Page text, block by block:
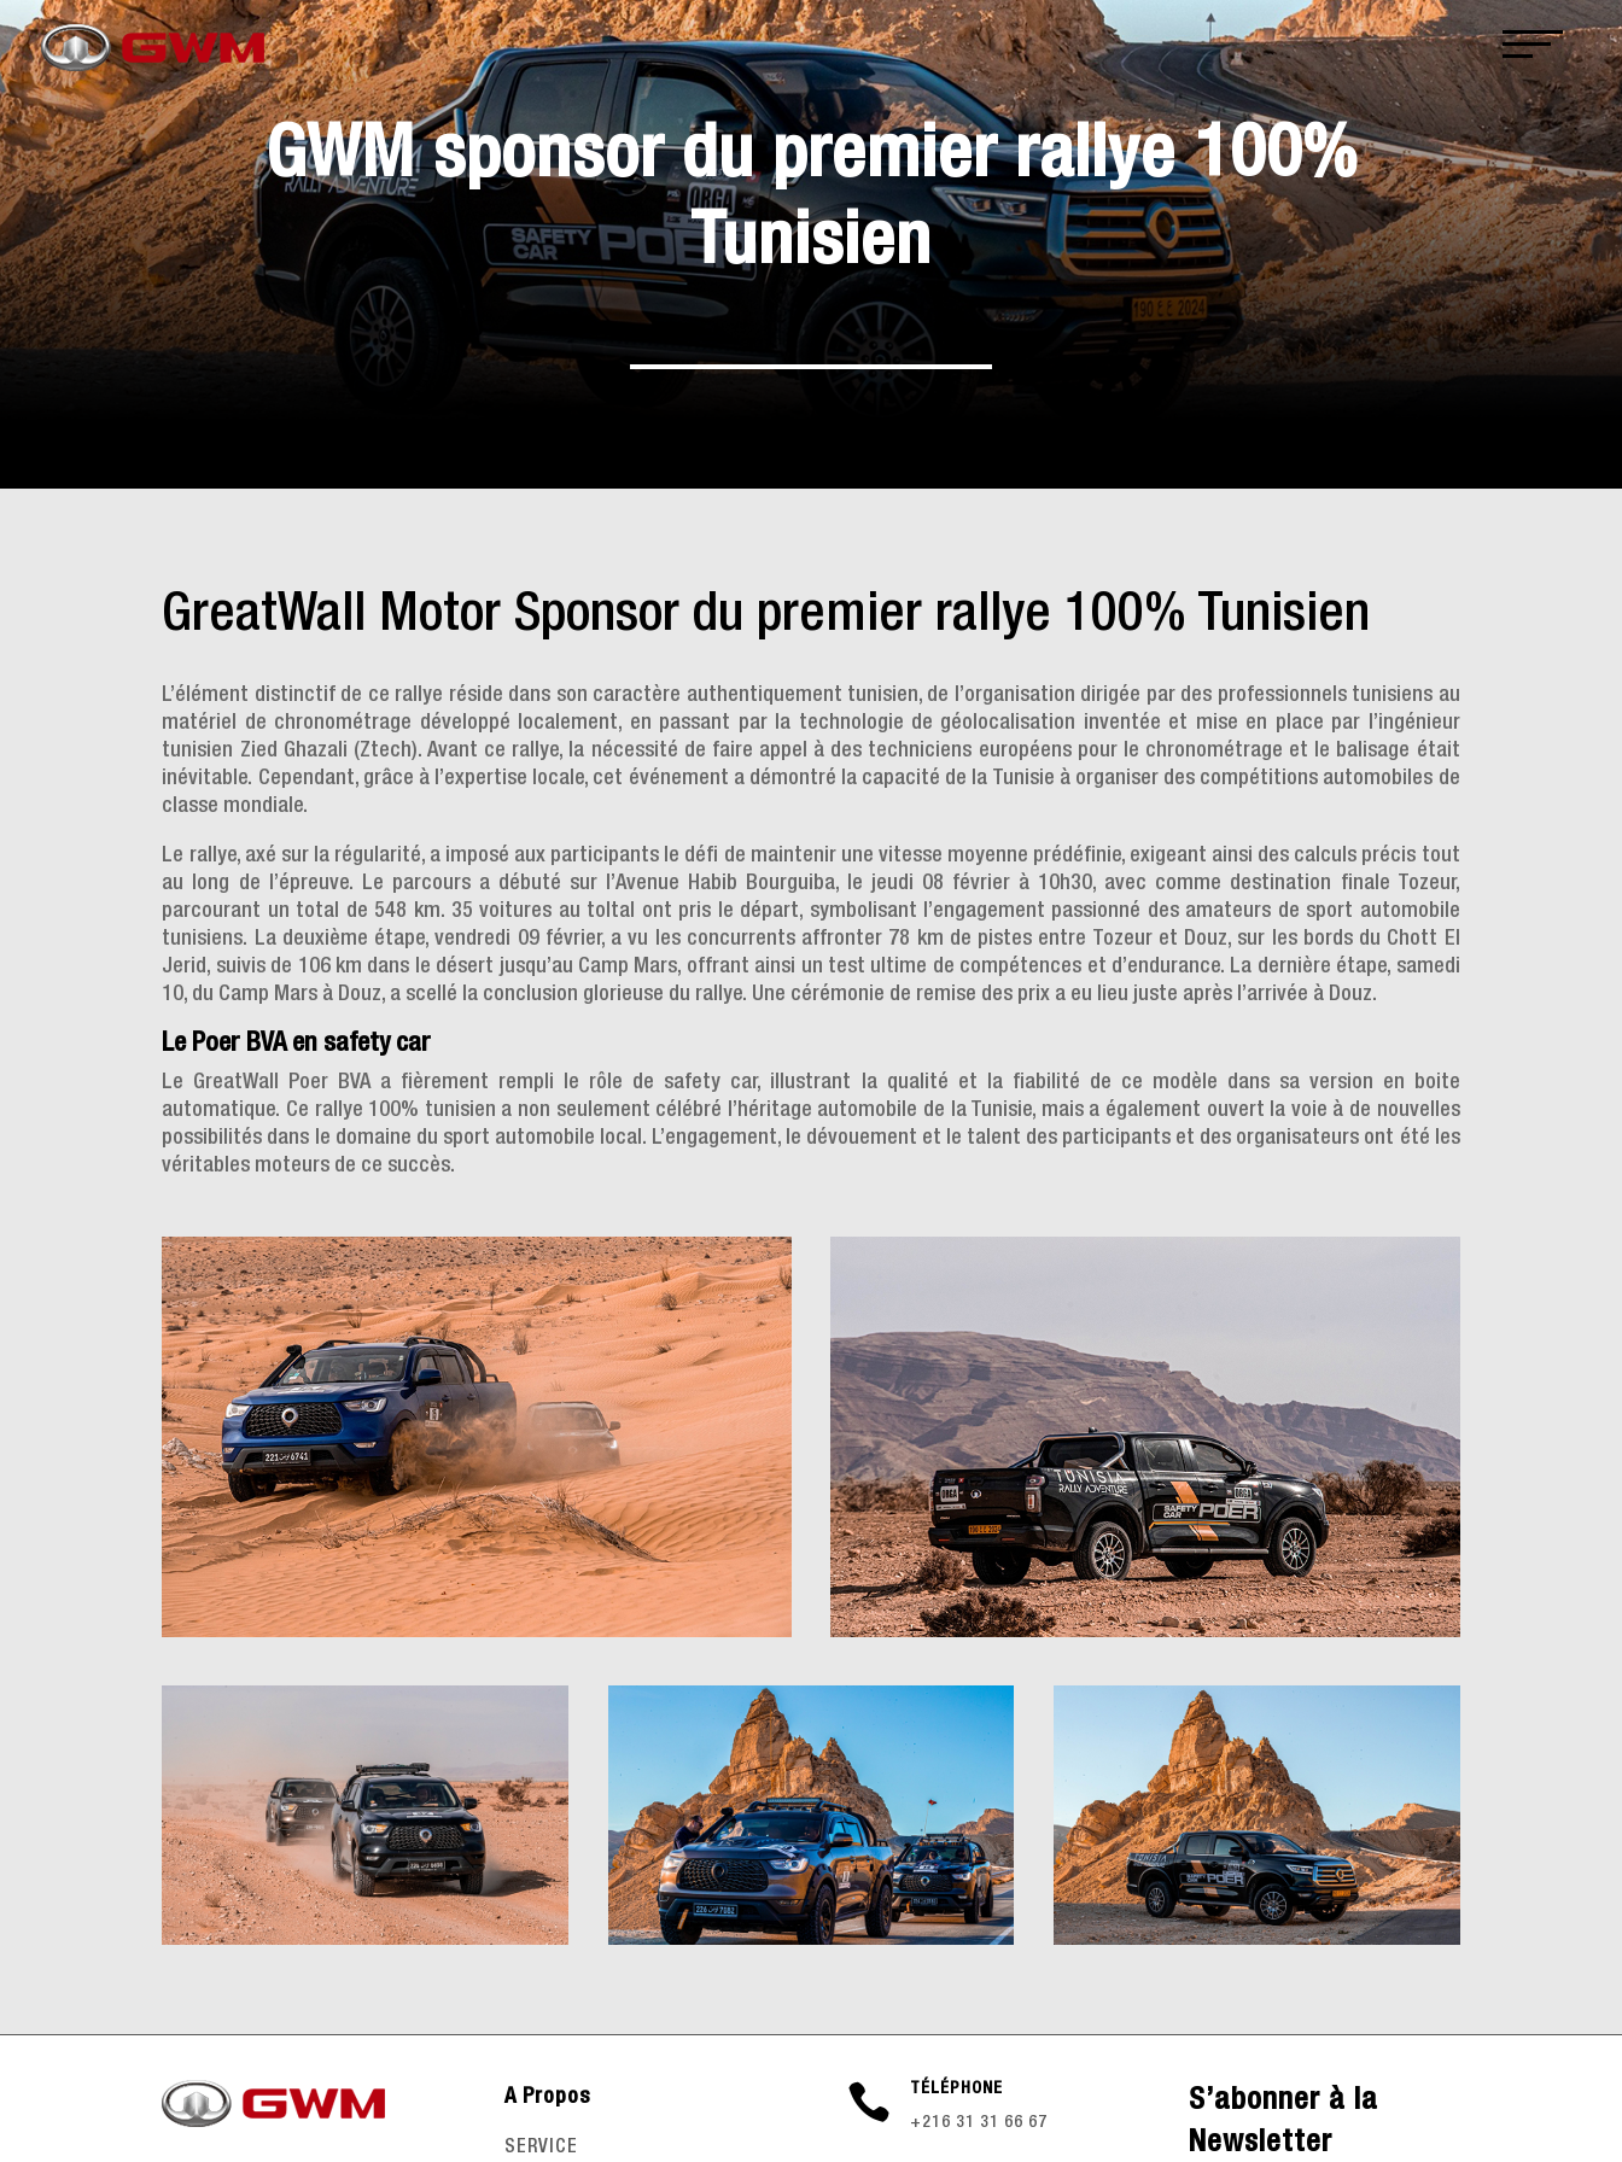
GWM sponsor du premier rallye 100%
Tunisien
GreatWall Motor Sponsor du premier rallye 100% Tunisien
L’élément distinctif de ce rallye réside dans son caractère authentiquement tunisien, de l’organisation dirigée par des professionnels tunisiens au
matériel de chronométrage développé localement, en passant par la technologie de géolocalisation inventée et mise en place par l’ingénieur
tunisien Zied Ghazali (Ztech). Avant ce rallye, la nécessité de faire appel à des techniciens européens pour le chronométrage et le balisage était
inévitable. Cependant, grâce à l’expertise locale, cet événement a démontré la capacité de la Tunisie à organiser des compétitions automobiles de
classe mondiale.
Le rallye, axé sur la régularité, a imposé aux participants le défi de maintenir une vitesse moyenne prédéfinie, exigeant ainsi des calculs précis tout
au long de l’épreuve. Le parcours a débuté sur l’Avenue Habib Bourguiba, le jeudi 08 février à 10h30, avec comme destination finale Tozeur,
parcourant un total de 548 km. 35 voitures au toltal ont pris le départ, symbolisant l’engagement passionné des amateurs de sport automobile
tunisiens. La deuxième étape, vendredi 09 février, a vu les concurrents affronter 78 km de pistes entre Tozeur et Douz, sur les bords du Chott El
Jerid, suivis de 106 km dans le désert jusqu’au Camp Mars, offrant ainsi un test ultime de compétences et d’endurance. La dernière étape, samedi
10, du Camp Mars à Douz, a scellé la conclusion glorieuse du rallye. Une cérémonie de remise des prix a eu lieu juste après l’arrivée à Douz.
Le Poer BVA en safety car
Le GreatWall Poer BVA a fièrement rempli le rôle de safety car, illustrant la qualité et la fiabilité de ce modèle dans sa version en boite
automatique. Ce rallye 100% tunisien a non seulement célébré l’héritage automobile de la Tunisie, mais a également ouvert la voie à de nouvelles
possibilités dans le domaine du sport automobile local. L’engagement, le dévouement et le talent des participants et des organisateurs ont été les
véritables moteurs de ce succès.
A Propos
SERVICE
 TÉLÉPHONE
+216 31 31 66 67
S’abonner à la
Newsletter